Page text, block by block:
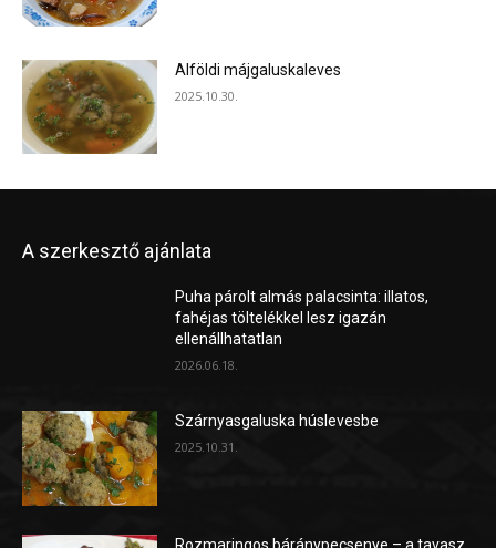
Alföldi májgaluskaleves
2025.10.30.
A szerkesztő ajánlata
Puha párolt almás palacsinta: illatos,
fahéjas töltelékkel lesz igazán
ellenállhatatlan
2026.06.18.
Szárnyasgaluska húslevesbe
2025.10.31.
Rozmaringos báránypecsenye – a tavasz